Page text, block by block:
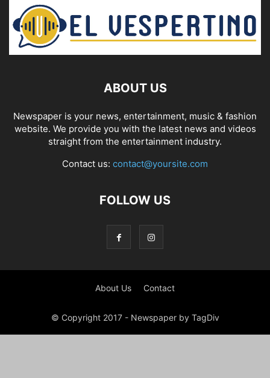
ABOUT US
Newspaper is your news, entertainment, music & fashion
website. We provide you with the latest news and videos
straight from the entertainment industry.
Contact us: contact@yoursite.com
FOLLOW US
About Us Contact
© Copyright 2017 - Newspaper by TagDiv